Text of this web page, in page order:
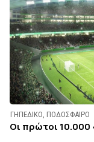
ΓΗΠΕΔΙΚΟ, ΠΟΔΟΣΦΑΙΡΟ
Οι πρώτοι 10.000